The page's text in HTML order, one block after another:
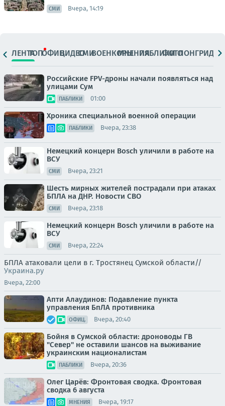
СМИ Вчера, 14:19
ЛЕНТАТОПОФИЦ.ВИДЕОСМИВОЕНКОРЫМНЕНИЯПАБЛИКИ
ФОТОЛОНГРИДЫ
Российские FPV-дроны начали появляться над
улицами Сум
ПАБЛИКИ 01:00
Хроника специальной военной операции
ПАБЛИКИ Вчера, 23:38
Немецкий концерн Bosch уличили в работе на
ВСУ
СМИ Вчера, 23:21
Шесть мирных жителей пострадали при атаках
БПЛА на ДНР. Новости СВО
СМИ Вчера, 23:18
Немецкий концерн Bosch уличили в работе на
ВСУ
СМИ Вчера, 22:24
БПЛА атаковали цели в г. Тростянец Сумской области//
Украина.ру
Вчера, 22:00
Апти Алаудинов: Подавление пункта
управления БпЛА противника
ОФИЦ. Вчера, 20:40
Бойня в Сумской области: дроноводы ГВ
"Север" не оставили шансов на выживание
украинским националистам
ПАБЛИКИ Вчера, 20:36
Олег Царёв: Фронтовая сводка. Фронтовая
сводка 6 августа
МНЕНИЯ Вчера, 19:17